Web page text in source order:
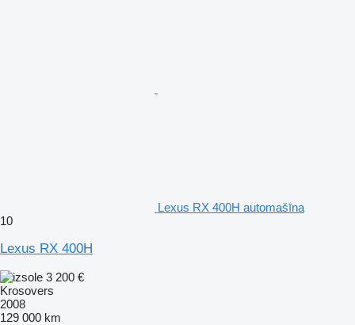
Lexus RX 400H automašīna
10
Lexus RX 400H
3 200 €
Krosovers
2008
129 000 km